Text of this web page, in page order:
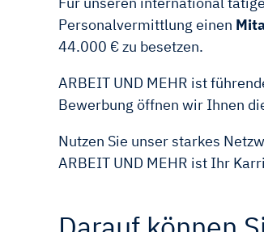
Personalvermittlung einen
44.000 € zu besetzen.
ARBEIT UND MEHR ist
Bewerbung öffnen wir Ihnen
Nutzen Sie unser starkes
ARBEIT UND MEHR ist Ihr